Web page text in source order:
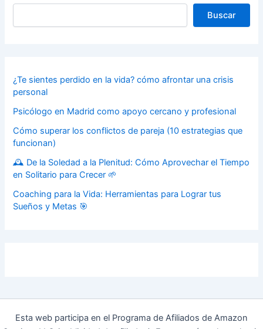
Buscar
¿Te sientes perdido en la vida? cómo afrontar una crisis
personal
Psicólogo en Madrid como apoyo cercano y profesional
Cómo superar los conflictos de pareja (10 estrategias que
funcionan)
🕰️ De la Soledad a la Plenitud: Cómo Aprovechar el Tiempo
en Solitario para Crecer 🌱
Coaching para la Vida: Herramientas para Lograr tus
Sueños y Metas 🎯
Esta web participa en el Programa de Afiliados de Amazon